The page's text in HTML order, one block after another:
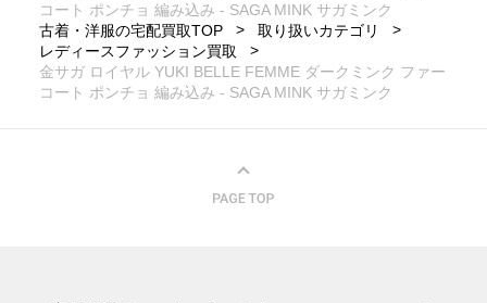
コート ポンチョ 編み込み - SAGA MINK サガミンク
古着・洋服の宅配買取TOP
取り扱いカテゴリ
レディースファッション買取
金サガ ロイヤル YUKI BELLE FEMME ダークミンク ファー
コート ポンチョ 編み込み - SAGA MINK サガミンク